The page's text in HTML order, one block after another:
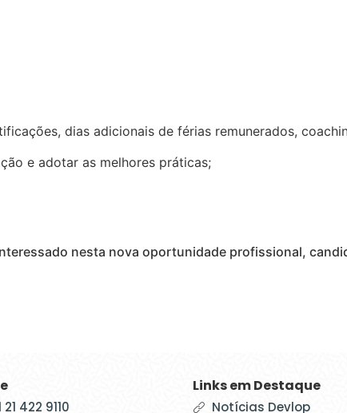
dias adicionais de férias remunerados,
e adotar as melhores práticas;
nesta nova oportunidade profissional,
21 422 9110
Links em Destaque
Notícias Devlop